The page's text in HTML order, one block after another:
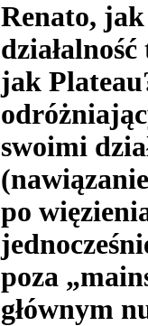
Renato,
jak
swoimi
po
poza
głównym